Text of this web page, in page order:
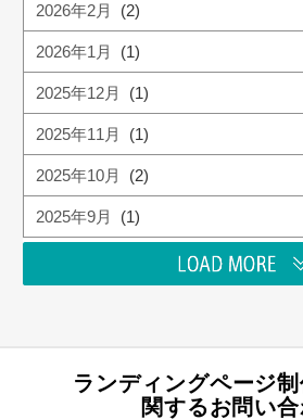
2026年2月 (2)
2026年1月 (1)
2025年12月 (1)
2025年11月 (1)
2025年10月 (2)
2025年9月 (1)
ランディングページ
関するお問い